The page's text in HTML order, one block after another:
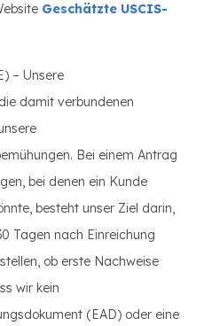
Geschätzte USCIS-
– Unsere
damit verbundenen
Bei einem Antrag
bei denen ein Kunde
besteht unser Ziel darin,
Tagen nach Einreichung
ob erste Nachweise
wir kein
(EAD) oder eine